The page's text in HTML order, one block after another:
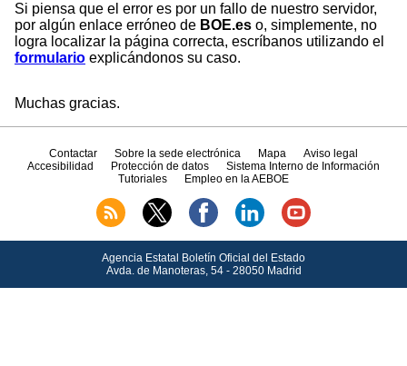
Si piensa que el error es por un fallo de nuestro servidor,
por algún enlace erróneo de BOE.es o, simplemente, no
logra localizar la página correcta, escríbanos utilizando el
formulario explicándonos su caso.
Muchas gracias.
Contactar Sobre la sede electrónica Mapa
Aviso legal
Accesibilidad
Protección de datos
Sistema Interno de Información
Tutoriales
Empleo en la AEBOE
Agencia Estatal Boletín Oficial del Estado
Avda.de Manoteras, 54 - 28050 Madrid